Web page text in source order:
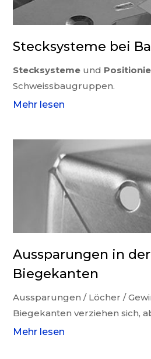
Stecksysteme bei
Stecksysteme und
Schweissbaugruppen.
Mehr lesen
Aussparungen in
Biegekanten
Aussparungen / Löcher /
Biegekanten verziehen sich,
Mehr lesen